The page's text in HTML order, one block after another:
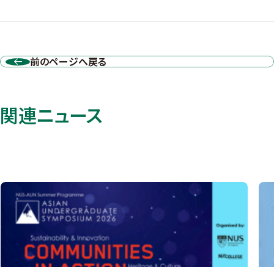
前のページへ戻る
関連ニュース